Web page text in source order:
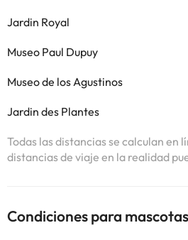
Jardin Royal
Museo Paul Dupuy
Museo de los Agustinos
Jardin des Plantes
Todas las distancias se calculan en
distancias de viaje en la realidad
Condiciones para mascotas